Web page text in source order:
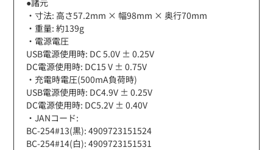
・寸法: 高さ57.2mm × 幅98mm × 奥行70mm
・重量: 約139g
・電源電圧
USB電源使用時: DC 5.0V ± 0.25V
DC電源使用時: DC15 V ± 0.75V
・充電時電圧(500mA負荷時)
USB電源使用時: DC4.9V ± 0.25V
DC電源使用時: DC5.2V ± 0.40V
・JANコード:
BC-254#13(黒): 4909723151524
BC-254#14(白): 4909723151531